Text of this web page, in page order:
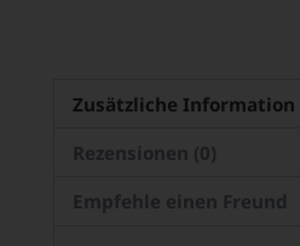
Zusätzliche Information
Rezensionen (0)
Empfehle einen Freund